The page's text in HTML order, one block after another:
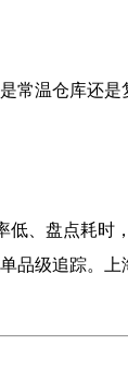
温仓库还是
盘点耗时
品级追踪。